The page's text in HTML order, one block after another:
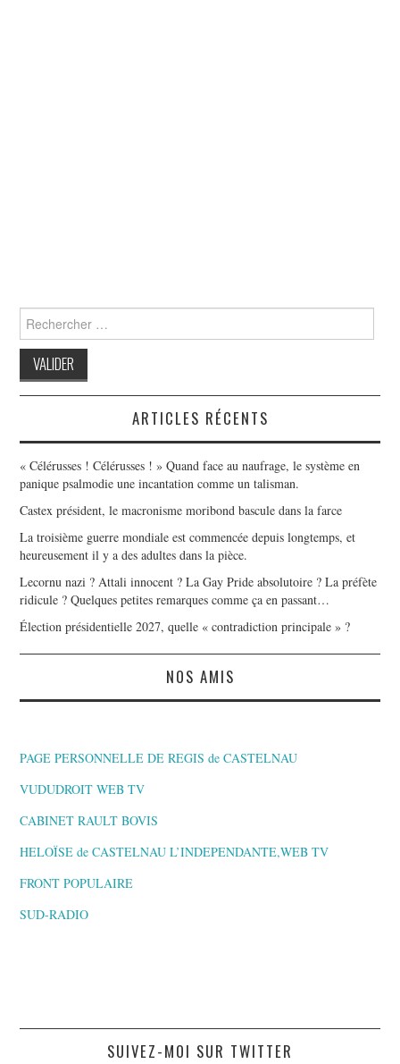
Search
for:
ARTICLES RÉCENTS
« Célérusses ! Célérusses ! » Quand face au naufrage, le système en
panique psalmodie une incantation comme un talisman.
Castex président, le macronisme moribond bascule dans la farce
La troisième guerre mondiale est commencée depuis longtemps, et
heureusement il y a des adultes dans la pièce.
Lecornu nazi ? Attali innocent ? La Gay Pride absolutoire ? La préfète
ridicule ? Quelques petites remarques comme ça en passant…
Élection présidentielle 2027, quelle « contradiction principale » ?
NOS AMIS
PAGE PERSONNELLE DE REGIS de CASTELNAU
VUDUDROIT WEB TV
CABINET RAULT BOVIS
HELOÏSE de CASTELNAU L’INDEPENDANTE,WEB TV
FRONT POPULAIRE
SUD-RADIO
SUIVEZ-MOI SUR TWITTER